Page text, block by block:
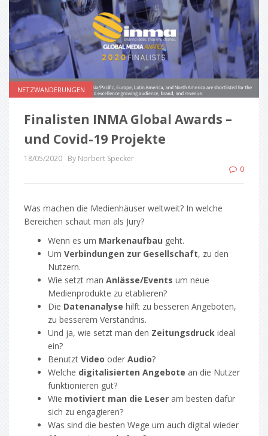
NETZWANDERUNGEN
Finalisten INMA Global Awards –
und Covid-19 Projekte
18/05/2020 By Norbert Specker
0
Was machen die Medienhäuser weltweit? In welche
Bereichen schaut man als Jury?
Wenn es um Markenaufbau geht.
Um Verbindungen zur Gesellschaft, zu den
Nutzern.
Wie setzt man Anlässe/Events um neue
Medienprodukte zu etablieren?
Die Datenanalyse hilft zu besseren Angeboten,
zu besserem Verständnis.
Und ja, wie setzt man den Zeitungsdruck ideal
ein?
Benutzt Video oder Audio?
Welche digitalisierten Angebote an die Nutzer
funktionieren gut?
Wie motiviert man die Leser am besten dafür
sich zu engagieren?
Was sind die besten Wege um auch digital wieder